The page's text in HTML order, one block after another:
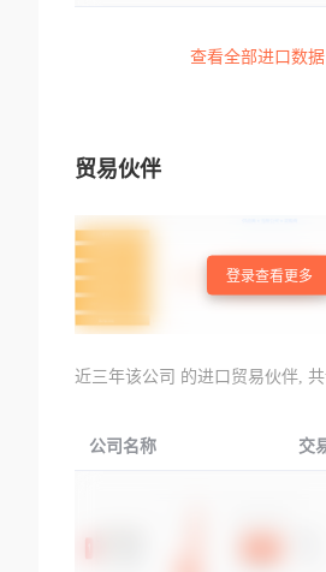
查看全部进口数据
贸易伙伴
登录查看更多
近三年该公司 的进口贸易伙伴,
公司名称 交